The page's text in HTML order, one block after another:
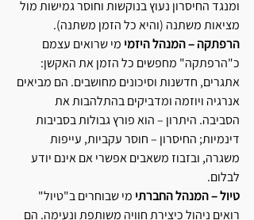
ומנגד החיסרון נעוץ בנוקשות וחוסר גמישות מול
מציאות משתנה (והיא כל הזמן משתנה).
הרפתקה – המנהל היזמי מי שרואים עצמם
כ"הרפתקה" מחפשים כל הזמן את האקשן:
אתגרים, חדשנות וסיכונים מחושבים. הם מביאים
אנרגיה ויוזמה ומדביקים בהתלהבות את
הסביבה. היתרון – הוא פורץ גבולות בסביבות
דינמיות; החיסרון – חוסר עקביות, עייפות
משגרה, ובזבוז משאבים אפשרי אם אינם יודע
לבלום.
טיול – המנהל החברתי מי שבוחרים ב"טיול"
רואים ניהול כיצירת חוויה משותפת ונעימה. הם